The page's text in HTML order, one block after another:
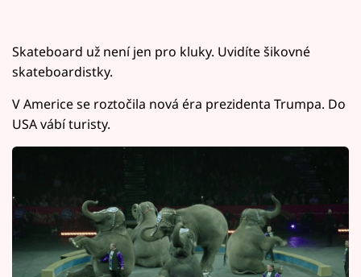
Skateboard už není jen pro kluky. Uvidíte šikovné
skateboardistky.
V Americe se roztočila nová éra prezidenta Trumpa. Do
USA vábí turisty.